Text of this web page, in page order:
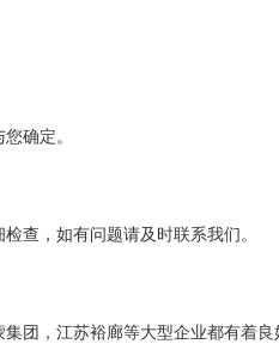
确定。
查，如有问题请及时联系我们。
团，江苏裕廊等大型企业都有着